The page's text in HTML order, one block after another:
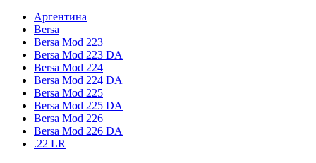
Аргентина
Bersa
Bersa Mod 223
Bersa Mod 223 DA
Bersa Mod 224
Bersa Mod 224 DA
Bersa Mod 225
Bersa Mod 225 DA
Bersa Mod 226
Bersa Mod 226 DA
.22 LR